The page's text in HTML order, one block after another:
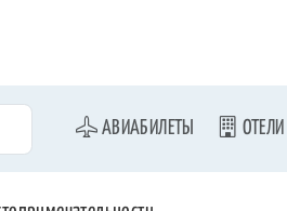
АВИАБИЛЕТЫ ОТЕЛИ